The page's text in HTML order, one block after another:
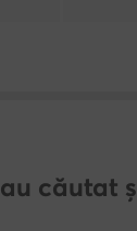
căutat